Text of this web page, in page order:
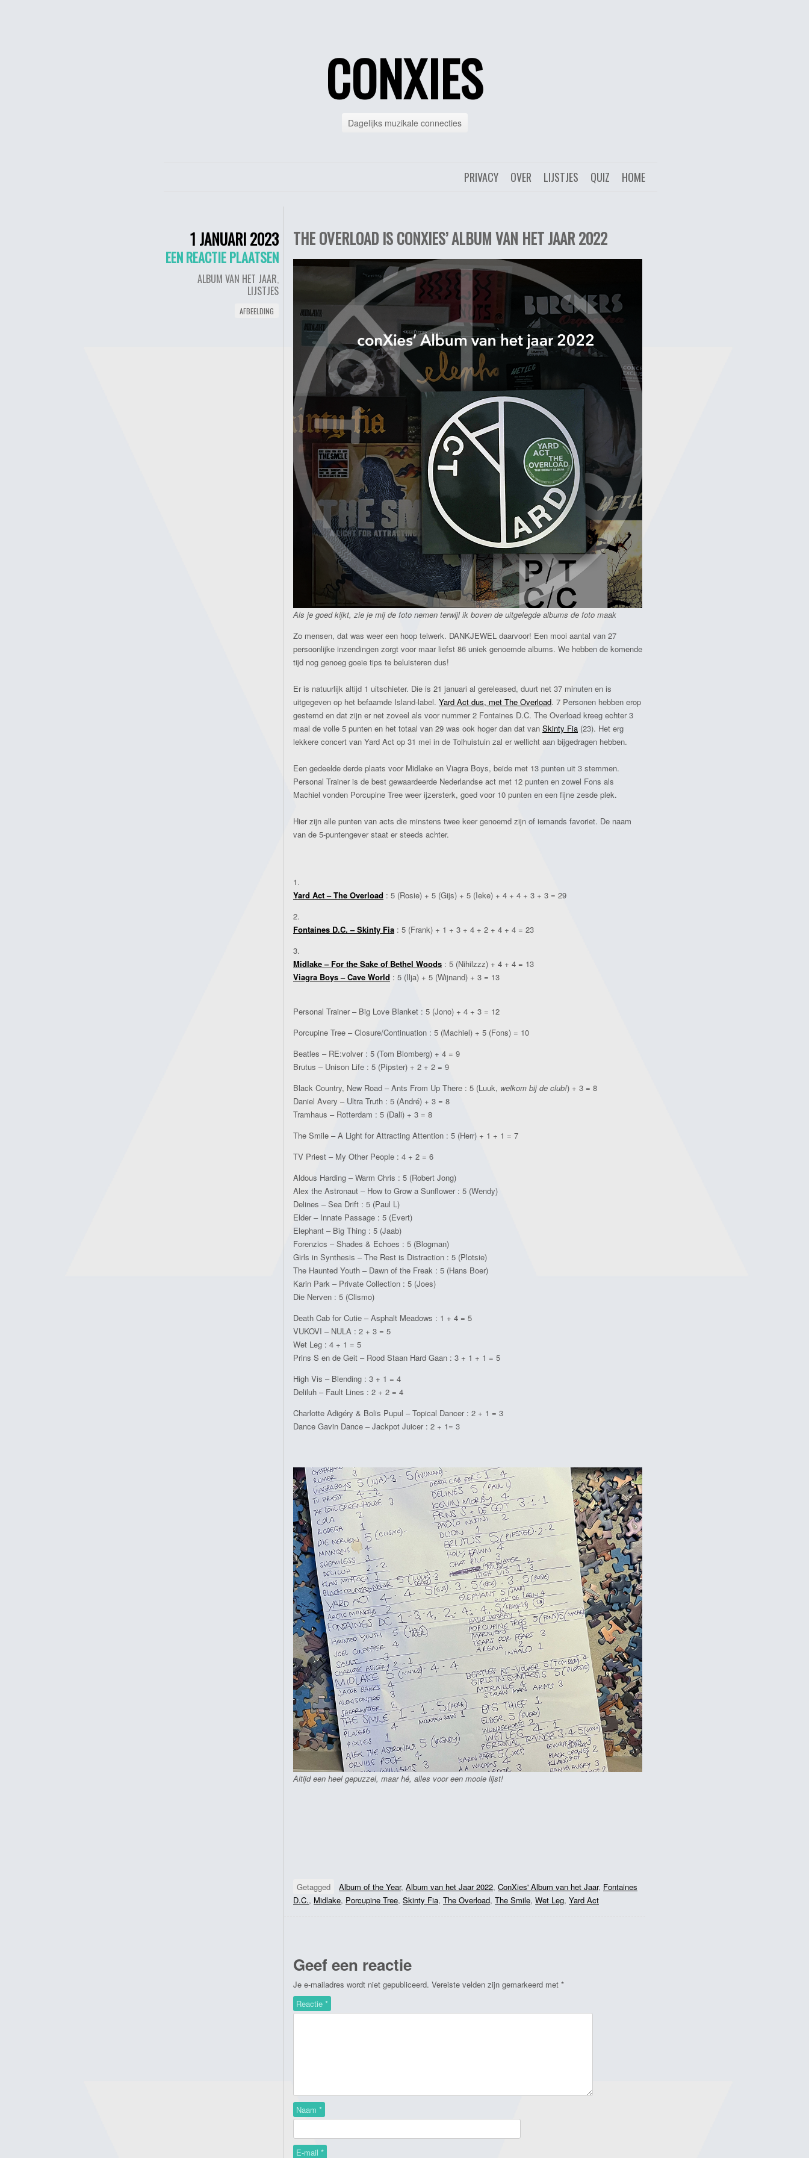
CONXIES
Dagelijks muzikale connecties
HOME
QUIZ
LIJSTJES
OVER
PRIVACY
1 JANUARI 2023
EEN REACTIE PLAATSEN
ALBUM VAN HET JAAR,
LIJSTJES
AFBEELDING
THE OVERLOAD IS CONXIES’ ALBUM VAN HET JAAR 2022
Als je goed kijkt, zie je mij de foto nemen terwijl ik boven de uitgelegde albums de foto maak
Zo mensen, dat was weer een hoop telwerk. DANKJEWEL daarvoor! Een mooi aantal van 27
persoonlijke inzendingen zorgt voor maar liefst 86 uniek genoemde albums. We hebben de komende
tijd nog genoeg goeie tips te beluisteren dus!
Er is natuurlijk altijd 1 uitschieter. Die is 21 januari al gereleased, duurt net 37 minuten en is
uitgegeven op het befaamde Island-label. Yard Act dus, met The Overload. 7 Personen hebben erop
gestemd en dat zijn er net zoveel als voor nummer 2 Fontaines D.C. The Overload kreeg echter 3
maal de volle 5 punten en het totaal van 29 was ook hoger dan dat van Skinty Fia (23). Het erg
lekkere concert van Yard Act op 31 mei in de Tolhuistuin zal er wellicht aan bijgedragen hebben.
Een gedeelde derde plaats voor Midlake en Viagra Boys, beide met 13 punten uit 3 stemmen.
Personal Trainer is de best gewaardeerde Nederlandse act met 12 punten en zowel Fons als
Machiel vonden Porcupine Tree weer ijzersterk, goed voor 10 punten en een fijne zesde plek.
Hier zijn alle punten van acts die minstens twee keer genoemd zijn of iemands favoriet. De naam
van de 5-puntengever staat er steeds achter.
1.
Yard Act – The Overload : 5 (Rosie) + 5 (Gijs) + 5 (Ieke) + 4 + 4 + 3 + 3 = 29
2.
Fontaines D.C. – Skinty Fia : 5 (Frank) + 1 + 3 + 4 + 2 + 4 + 4 = 23
3.
Midlake – For the Sake of Bethel Woods : 5 (Nihilzzz) + 4 + 4 = 13
Viagra Boys – Cave World : 5 (Ilja) + 5 (Wijnand) + 3 = 13
Personal Trainer – Big Love Blanket : 5 (Jono) + 4 + 3 = 12
Porcupine Tree – Closure/Continuation : 5 (Machiel) + 5 (Fons) = 10
Beatles – RE:volver : 5 (Tom Blomberg) + 4 = 9
Brutus – Unison Life : 5 (Pipster) + 2 + 2 = 9
Black Country, New Road – Ants From Up There : 5 (Luuk, welkom bij de club!) + 3 = 8
Daniel Avery – Ultra Truth : 5 (André) + 3 = 8
Tramhaus – Rotterdam : 5 (Dali) + 3 = 8
The Smile – A Light for Attracting Attention : 5 (Herr) + 1 + 1 = 7
TV Priest – My Other People : 4 + 2 = 6
Aldous Harding – Warm Chris : 5 (Robert Jong)
Alex the Astronaut – How to Grow a Sunflower : 5 (Wendy)
Delines – Sea Drift : 5 (Paul L)
Elder – Innate Passage : 5 (Evert)
Elephant – Big Thing : 5 (Jaab)
Forenzics – Shades & Echoes : 5 (Blogman)
Girls in Synthesis – The Rest is Distraction : 5 (Plotsie)
The Haunted Youth – Dawn of the Freak : 5 (Hans Boer)
Karin Park – Private Collection : 5 (Joes)
Die Nerven : 5 (Clismo)
Death Cab for Cutie – Asphalt Meadows : 1 + 4 = 5
VUKOVI – NULA : 2 + 3 = 5
Wet Leg : 4 + 1 = 5
Prins S en de Geit – Rood Staan Hard Gaan : 3 + 1 + 1 = 5
High Vis – Blending : 3 + 1 = 4
Deliluh – Fault Lines : 2 + 2 = 4
Charlotte Adigéry & Bolis Pupul – Topical Dancer : 2 + 1 = 3
Dance Gavin Dance – Jackpot Juicer : 2 + 1= 3
Altijd een heel gepuzzel, maar hé, alles voor een mooie lijst!
Getagged Album of the Year, Album van het Jaar 2022, ConXies' Album van het Jaar, Fontaines
D.C., Midlake, Porcupine Tree, Skinty Fia, The Overload, The Smile, Wet Leg, Yard Act
Geef een reactie
Je e-mailadres wordt niet gepubliceerd. Vereiste velden zijn gemarkeerd met *
Reactie *
Naam *
E-mail *